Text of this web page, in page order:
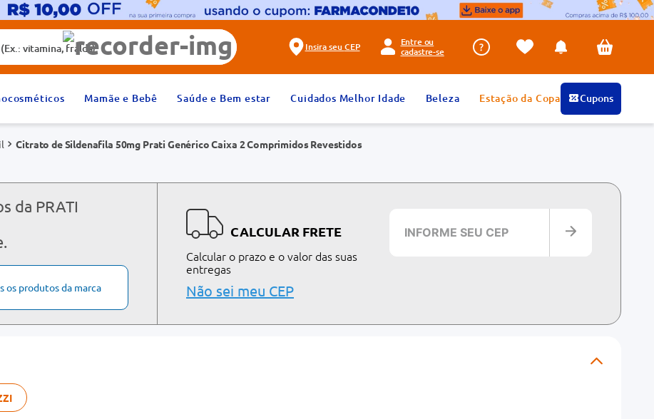
Insira seu CEP
Entre ou
cadastre-se
Mamãe e Bebê Saúde e Bem estar Cuidados Melhor Idade Beleza Estação da Copa Cupons
Citrato de Sildenafila 50mg Prati Genérico Caixa 2 Comprimidos Revestidos
da PRATI
os produtos da marca
CALCULAR FRETE
Calcular o prazo e o valor das suas
entregas
Não sei meu CEP
2º
fralda
6º
absorvente